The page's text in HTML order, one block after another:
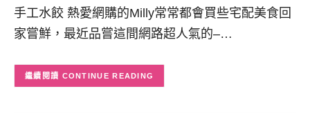
手工水餃 熱愛網購的Milly常常都會買些宅配美食回
家嘗鮮，最近品嘗這間網路超人氣的–…
CONTINUE READING